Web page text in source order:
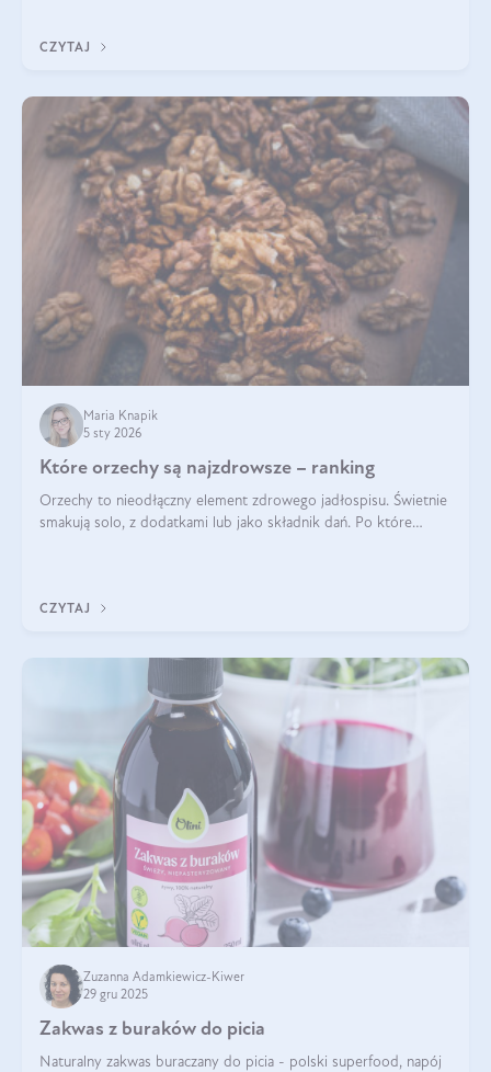
CZYTAJ
Maria Knapik
5 sty 2026
Które orzechy są najzdrowsze – ranking
Orzechy to nieodłączny element zdrowego jadłospisu. Świetnie
smakują solo, z dodatkami lub jako składnik dań. Po które
CZYTAJ
Zuzanna Adamkiewicz-Kiwer
29 gru 2025
Zakwas z buraków do picia
Naturalny zakwas buraczany do picia - polski superfood, napój